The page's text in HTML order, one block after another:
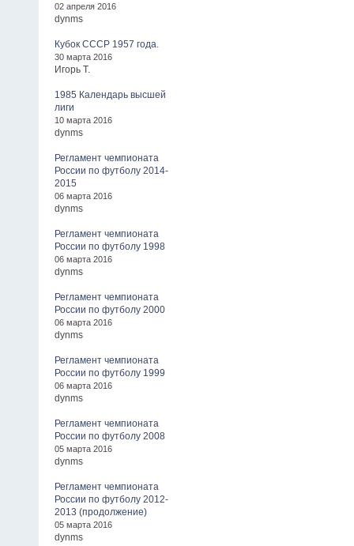
02 апреля 2016
dynms
Кубок СССР 1957 года.
30 марта 2016
Игорь Т.
1985 Календарь высшей
лиги
10 марта 2016
dynms
Регламент чемпионата
России по футболу 2014-
2015
06 марта 2016
dynms
Регламент чемпионата
России по футболу 1998
06 марта 2016
dynms
Регламент чемпионата
России по футболу 2000
06 марта 2016
dynms
Регламент чемпионата
России по футболу 1999
06 марта 2016
dynms
Регламент чемпионата
России по футболу 2008
05 марта 2016
dynms
Регламент чемпионата
России по футболу 2012-
2013 (продолжение)
05 марта 2016
dynms